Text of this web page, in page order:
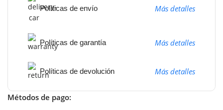
Políticas de envío Más detalles
Políticas de garantía Más detalles
Políticas de devolución Más detalles
Métodos de pago: